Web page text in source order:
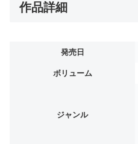
作品詳細
発売日
ボリューム
ジャンル